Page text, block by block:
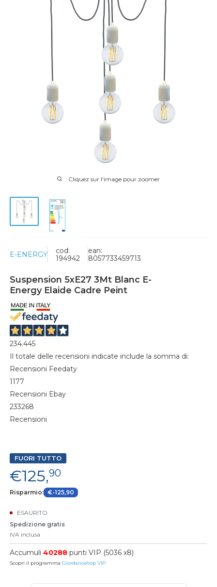
Cliquez sur l'image pour zoomer
E-ENERGY
cod:
194942
ean:
8057733459713
Suspension 5xE27 3Mt Blanc E-
Energy Elaide Cadre Peint
234.445
Il totale delle recensioni indicate include la somma di:
Recensioni Feedaty
1177
Recensioni Ebay
233268
Recensioni
FUORI TUTTO
€125,90
Risparmio: €-125,90
ESAURITO
Spedizione gratis
IVA inclusa
Accumuli 40288 punti VIP (5036 x8)
Scopri il programma Giordanoshop VIP